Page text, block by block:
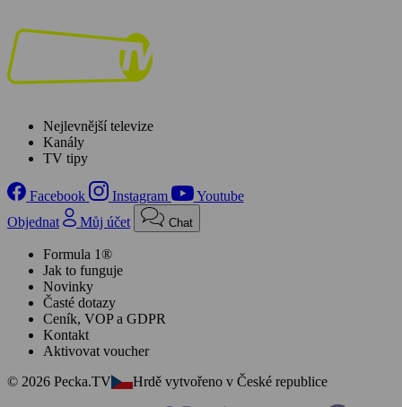
Nejlevnější televize
Kanály
TV tipy
Facebook Instagram
Youtube
Objednat
Můj účet Chat
Formula 1®
Jak to funguje
Novinky
Časté dotazy
Ceník, VOP a GDPR
Kontakt
Aktivovat voucher
© 2026 Pecka.TV
Hrdě vytvořeno v České republice